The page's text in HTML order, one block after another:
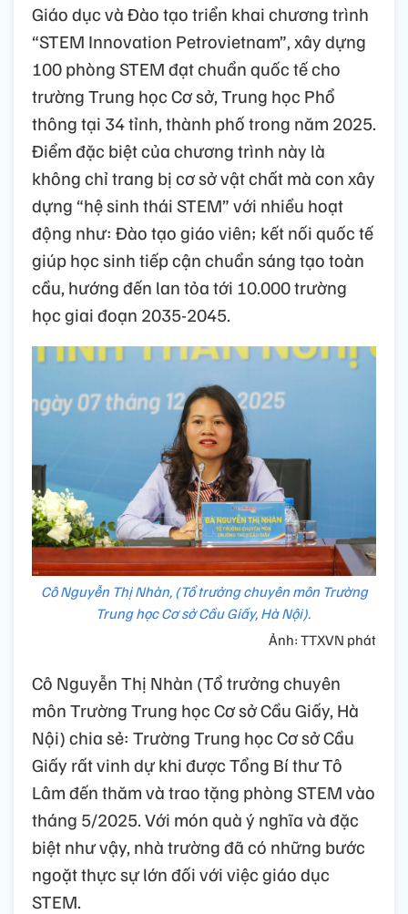
Giáo dục và Đào tạo triển khai chương trình
“STEM Innovation Petrovietnam”, xây dựng
100 phòng STEM đạt chuẩn quốc tế cho
trường Trung học Cơ sở, Trung học Phổ
thông tại 34 tỉnh, thành phố trong năm 2025.
Điểm đặc biệt của chương trình này là
không chỉ trang bị cơ sở vật chất mà con xây
dựng “hệ sinh thái STEM” với nhiều hoạt
động như: Đào tạo giáo viên; kết nối quốc tế
giúp học sinh tiếp cận chuẩn sáng tạo toàn
cầu, hướng đến lan tỏa tới 10.000 trường
học giai đoạn 2035-2045.
Cô Nguyễn Thị Nhàn, (Tổ trưởng chuyên môn Trường
Trung học Cơ sở Cầu Giấy, Hà Nội).
Ảnh: TTXVN phát
Cô Nguyễn Thị Nhàn (Tổ trưởng chuyên
môn Trường Trung học Cơ sở Cầu Giấy, Hà
Nội) chia sẻ: Trường Trung học Cơ sở Cầu
Giấy rất vinh dự khi được Tổng Bí thư Tô
Lâm đến thăm và trao tặng phòng STEM vào
tháng 5/2025. Với món quà ý nghĩa và đặc
biệt như vậy, nhà trường đã có những bước
ngoặt thực sự lớn đối với việc giáo dục
STEM.